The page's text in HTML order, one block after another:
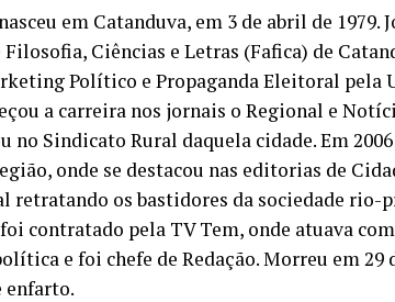
nasceu em Catanduva, em 3 de abril de 1979.
Filosofia, Ciências e Letras (Fafica) de
Político e Propaganda Eleitoral pela
a carreira nos jornais o Regional e
no Sindicato Rural daquela cidade. Em
onde se destacou nas editorias de
retratando os bastidores da sociedade rio-
contratado pela TV Tem, onde atuava
e foi chefe de Redação. Morreu em 29
enfarto.